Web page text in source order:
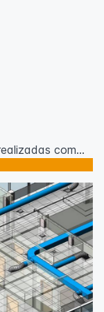
com
e horário e os
o curso
inscritos.